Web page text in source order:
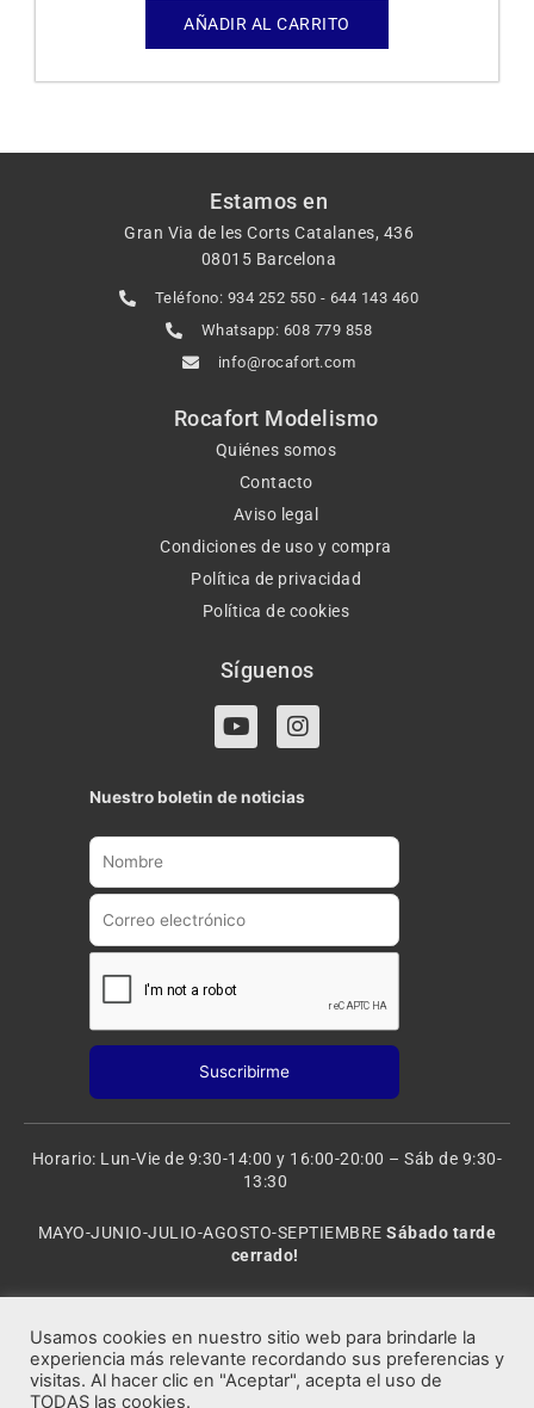
AÑADIR AL CARRITO
Estamos en
Gran Via de les Corts Catalanes, 436
08015 Barcelona
Teléfono: 934 252 550 - 644 143 460
Whatsapp: 608 779 858
info@rocafort.com
Rocafort Modelismo
Quiénes somos
Contacto
Aviso legal
Condiciones de uso y compra
Política de privacidad
Política de cookies
Síguenos
Y
o
t
u
b
I
n
t
a
g
a
Nuestro boletin de noticias
Horario: Lun-Vie de 9:30-14:00 y 16:00-20:00 – Sáb de 9:30-
13:30
MAYO-JUNIO-JULIO-AGOSTO-SEPTIEMBRESábado tarde
cerrado!
Rocafort Modelismo | Copyright 2021 © Todos los derechos
Usamos cookies en nuestro sitio web para brindarle la
experiencia más relevante recordando sus preferencias y
visitas. Al hacer clic en "Aceptar", acepta el uso de
TODAS las cookies.